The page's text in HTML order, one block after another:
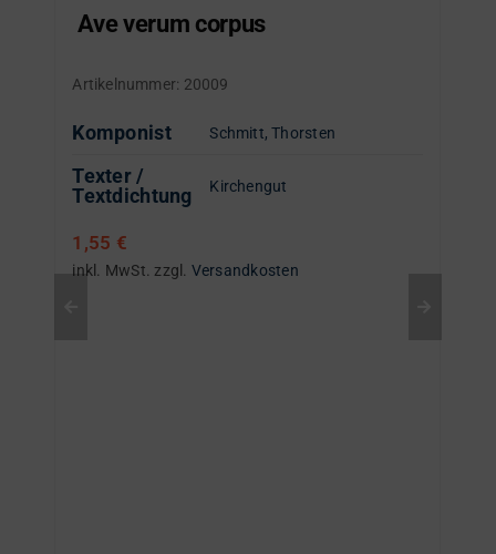
Ave verum corpus
Artikelnummer: 20009
Komponist Schmitt, Thorsten
Texter /
Textdichtung
Kirchengut
1,55 €
inkl. MwSt. zzgl. Versandkosten